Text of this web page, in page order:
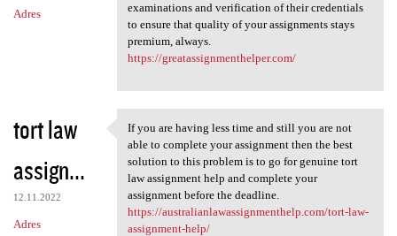
Adres
examinations and verification of their credentials
to ensure that quality of your assignments stays
premium, always.
https://greatassignmenthelper.com/
tort law
assign...
12.11.2022
Adres
If you are having less time
If you are having less time and still you are not
able to complete your assignment then the best
solution to this problem is to go for genuine tort
law assignment help and complete your
assignment before the deadline.
https://australianlawassignmenthelp.com/tort-law-
assignment-help/